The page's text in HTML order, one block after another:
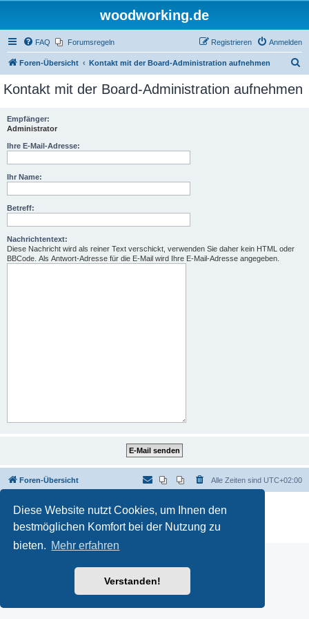
Diese Website nutzt Cookies, um Ihnen den
bestmöglichen Komfort bei der Nutzung zu
bieten. Mehr erfahren
Verstanden!
woodworking.de
FAQ Forumsregeln Anmelden
Registrieren
Foren-Übersicht Kontakt mit der Board-Administration aufnehmen
c
Kontakt mit der Board-Administration aufnehmen
Empfänger:
Administrator
Ihre E-Mail-Adresse:
Ihr Name:
Betreff:
Nachrichtentext:
Diese Nachricht wird als reiner Text verschickt, verwenden Sie daher kein HTML oder
BBCode. Als Antwort-Adresse für die E-Mail wird Ihre E-Mail-Adresse angegeben.
Foren-Übersicht Alle Zeiten sind UTC+02:00
Powered by phpBB
® Forum Software © phpBB Limited
Deutsche Übersetzung durch
Datenschutz|Nutzungsbedingungen